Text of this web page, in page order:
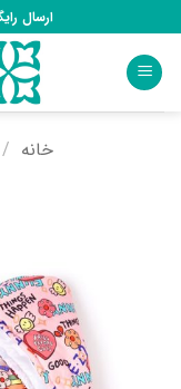
to
content
ارسال رایگان
خانه /